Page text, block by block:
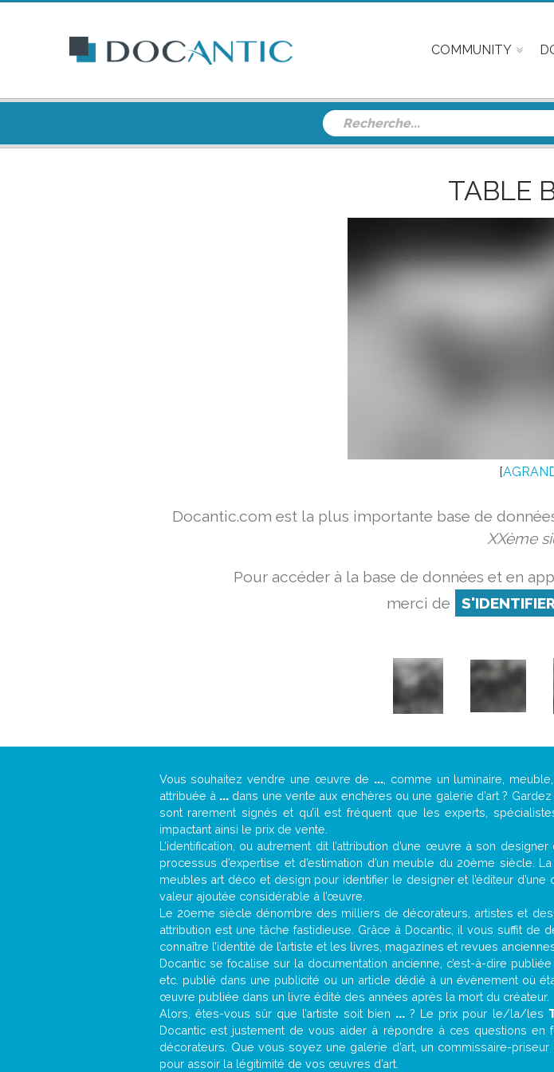
COMMUNITY
TABLE
[
Docantic.com est la plus importante base de
XXème
Pour accéder à la base de données et en
merci de
Vous souhaitez vendre une œuvre de ... , comme un luminaire, meuble,
attribuée à ... dans une vente aux enchères ou une galerie d’art ?
sont rarement signés et qu’il est fréquent que les experts,
impactant ainsi le prix de vente.
L’identification, ou autrement dit l’attribution d’une œuvre à son
processus d’expertise et d’estimation d’un meuble du 20ème siècle.
meubles art déco et design pour identifier le designer et l’éditeur
valeur ajoutée considérable à l’œuvre.
Le 20eme siècle dénombre des milliers de décorateurs, artistes et
attribution est une tâche fastidieuse. Grâce à Docantic, il vous suffit
connaître l’identité de l’artiste et les livres, magazines et revues
Docantic se focalise sur la documentation ancienne, c’est-à-dire
etc. publié dans une publicité ou un article dédié à un évènement où
œuvre publiée dans un livre édité des années après la mort du créateur.
Alors, êtes-vous sûr que l’artiste soit bien ... ? Le prix pour le/la/les
Docantic est justement de vous aider à répondre à ces questions en
décorateurs. Que vous soyez une galerie d’art, un commissaire-
pour assoir la légitimité de vos œuvres d’art.